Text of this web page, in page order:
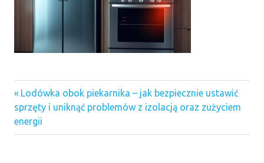
Nawigacja
wpisu
Previous
Post:
Lodówka obok piekarnika – jak bezpiecznie ustawić
sprzęty i uniknąć problemów z izolacją oraz zużyciem
energii